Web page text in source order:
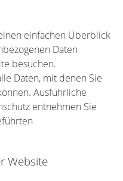
einfachen Überblick
Daten
besuchen.
Daten, mit denen Sie
Ausführliche
entnehmen Sie
Website